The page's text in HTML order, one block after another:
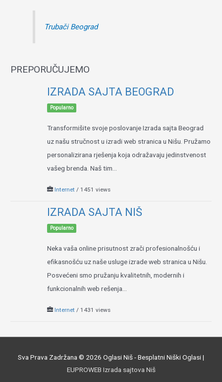
Trubači Beograd
PREPORUČUJEMO
IZRADA SAJTA BEOGRAD
Popularno
Transformišite svoje poslovanje Izrada sajta Beograd
uz našu stručnost u izradi web stranica u Nišu. Pružamo
personalizirana rješenja koja odražavaju jedinstvenost
vašeg brenda. Naš tim...
Internet / 1451 views
IZRADA SAJTA NIŠ
Popularno
Neka vaša online prisutnost zrači profesionalnošću i
efikasnošću uz naše usluge izrade web stranica u Nišu.
Posvećeni smo pružanju kvalitetnih, modernih i
funkcionalnih web rešenja...
Internet / 1431 views
Sva Prava Zadržana © 2026 Oglasi Niš - Besplatni Niški Oglasi|
EUPROWEB Izrada sajtova Niš